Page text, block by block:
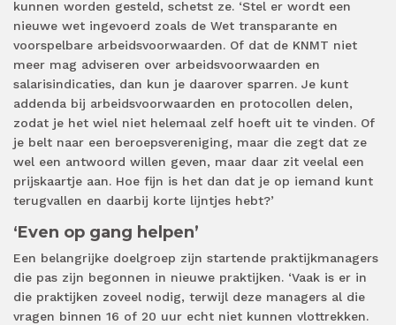
kunnen worden gesteld, schetst ze. ‘Stel er wordt een
nieuwe wet ingevoerd zoals de Wet transparante en
voorspelbare arbeidsvoorwaarden. Of dat de KNMT niet
meer mag adviseren over arbeidsvoorwaarden en
salarisindicaties, dan kun je daarover sparren. Je kunt
addenda bij arbeidsvoorwaarden en protocollen delen,
zodat je het wiel niet helemaal zelf hoeft uit te vinden. Of
je belt naar een beroepsvereniging, maar die zegt dat ze
wel een antwoord willen geven, maar daar zit veelal een
prijskaartje aan. Hoe fijn is het dan dat je op iemand kunt
terugvallen en daarbij korte lijntjes hebt?’
‘Even op gang helpen’
Een belangrijke doelgroep zijn startende praktijkmanagers
die pas zijn begonnen in nieuwe praktijken. ‘Vaak is er in
die praktijken zoveel nodig, terwijl deze managers al die
vragen binnen 16 of 20 uur echt niet kunnen vlottrekken.